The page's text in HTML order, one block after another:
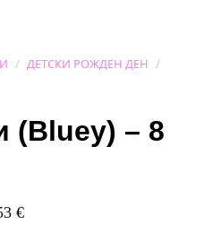
ДЕТСКИ РОЖДЕН ДЕН
(Bluey) – 8
€